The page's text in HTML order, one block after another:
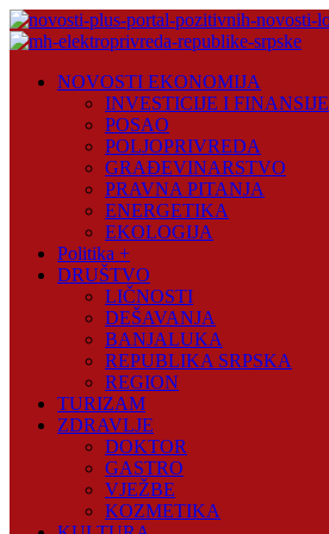
Skip
to
Plus
NOVOSTI EKONOMIJA
INVESTICIJE I FINANSIJE
POSAO
POLJOPRIVREDA
GRAĐEVINARSTVO
PRAVNA PITANJA
ENERGETIKA
EKOLOGIJA
Politika +
DRUŠTVO
LIČNOSTI
DEŠAVANJA
BANJALUKA
REPUBLIKA SRPSKA
REGION
TURIZAM
ZDRAVLJE
DOKTOR
GASTRO
VJEŽBE
KOZMETIKA